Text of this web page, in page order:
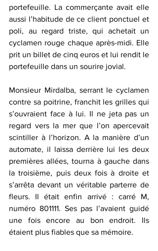
portefeuille. La commerçante avait elle
aussi l’habitude de ce client ponctuel et
poli, au regard triste, qui achetait un
cyclamen rouge chaque après-midi. Elle
prit un billet de cinq euros et lui rendit le
portefeuille dans un sourire jovial.
Monsieur Mirdalba, serrant le cyclamen
contre sa poitrine, franchit les grilles qui
s’ouvraient face à lui. Il ne jeta pas un
regard vers la mer que l’on apercevait
scintiller à l’horizon. A la manière d’un
automate, il laissa derrière lui les deux
premières allées, tourna à gauche dans
la troisième, puis deux fois à droite et
s’arrêta devant un véritable parterre de
fleurs. Il était enfin arrivé : carré M,
numéro 801111. Ses pas l’avaient guidé
une fois encore au bon endroit. Ils
étaient plus fiables que sa mémoire.